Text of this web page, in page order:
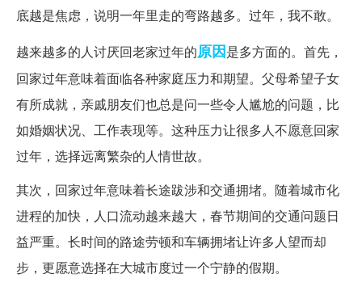
底越是焦虑，说明一年里走的弯路越多。过年，我不敢。
越来越多的人讨厌回老家过年的原因是多方面的。首先，
回家过年意味着面临各种家庭压力和期望。父母希望子女
有所成就，亲戚朋友们也总是问一些令人尴尬的问题，比
如婚姻状况、工作表现等。这种压力让很多人不愿意回家
过年，选择远离繁杂的人情世故。
其次，回家过年意味着长途跋涉和交通拥堵。随着城市化
进程的加快，人口流动越来越大，春节期间的交通问题日
益严重。长时间的路途劳顿和车辆拥堵让许多人望而却
步，更愿意选择在大城市度过一个宁静的假期。